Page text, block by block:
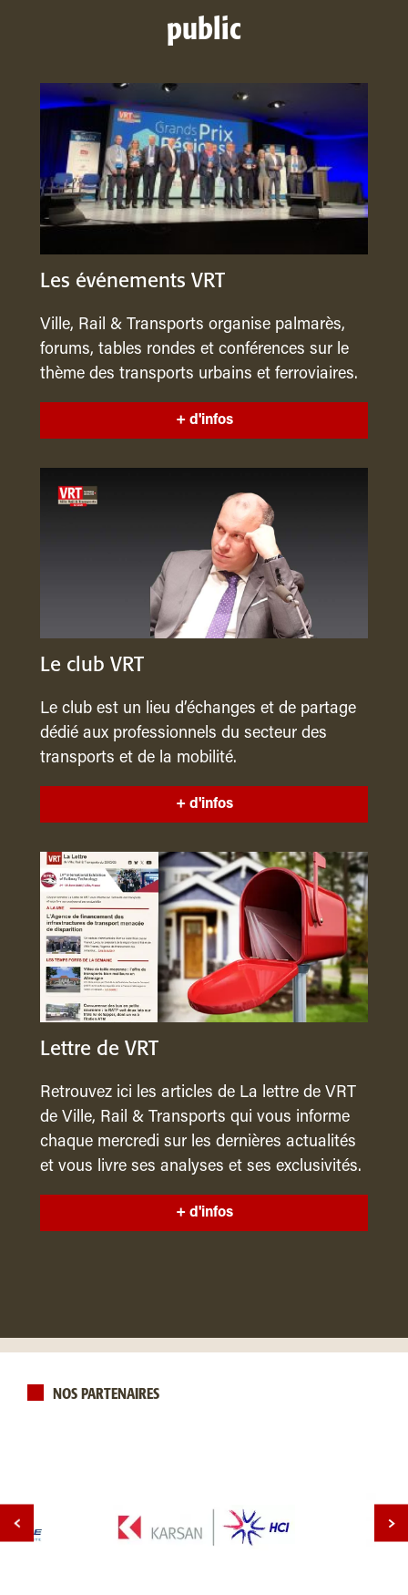
public
Les événements VRT
Ville, Rail & Transports organise palmarès,
forums, tables rondes et conférences sur le
thème des transports urbains et ferroviaires.
+ d'infos
Le club VRT
Le club est un lieu d’échanges et de partage
dédié aux professionnels du secteur des
transports et de la mobilité.
+ d'infos
Lettre de VRT
Retrouvez ici les articles de La lettre de VRT
de Ville, Rail & Transports qui vous informe
chaque mercredi sur les dernières actualités
et vous livre ses analyses et ses exclusivités.
+ d'infos
NOS PARTENAIRES